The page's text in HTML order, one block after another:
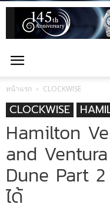
หน้าแรก CLOCKWISE
CLOCKWISE
Hamilton
and
Dune Part
ได้